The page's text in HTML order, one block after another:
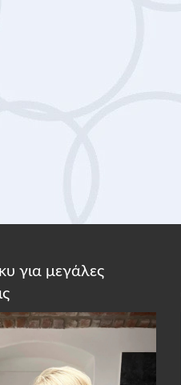
για μεγάλες